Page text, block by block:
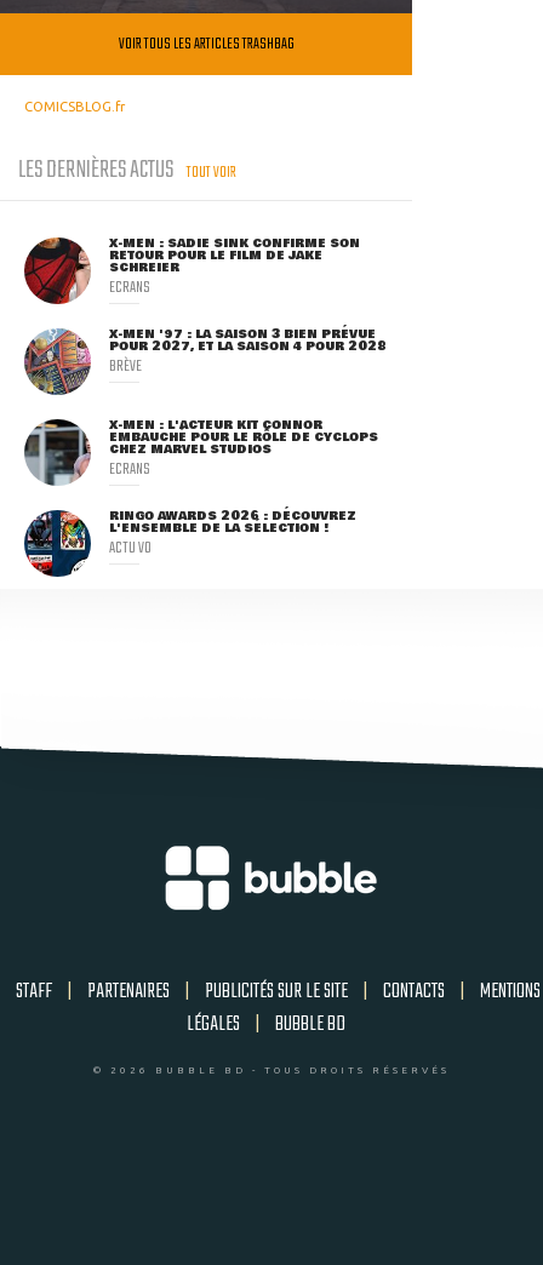
VOIR TOUS LES ARTICLES TRASHBAG
COMICSBLOG.fr
LES DERNIÈRES ACTUS TOUT VOIR
X-MEN : SADIE SINK CONFIRME SON
RETOUR POUR LE FILM DE JAKE
SCHREIER
ECRANS
X-MEN '97 : LA SAISON 3 BIEN PRÉVUE
POUR 2027, ET LA SAISON 4 POUR 2028
BRÈVE
X-MEN : L'ACTEUR KIT CONNOR
EMBAUCHÉ POUR LE RÔLE DE CYCLOPS
CHEZ MARVEL STUDIOS
ECRANS
RINGO AWARDS 2026 : DÉCOUVREZ
L'ENSEMBLE DE LA SÉLECTION !
ACTU VO
STAFF | PARTENAIRES | PUBLICITÉS SUR LE SITE | CONTACTS | MENTIONS
LÉGALES | BUBBLE BD
© 2026 BUBBLE BD - TOUS DROITS RÉSERVÉS